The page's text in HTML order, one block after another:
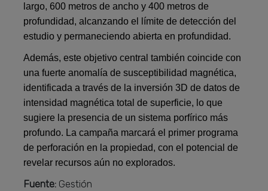
largo, 600 metros de ancho y 400 metros de
profundidad, alcanzando el límite de detección del
estudio y permaneciendo abierta en profundidad.
Además, este objetivo central también coincide con
una fuerte anomalía de susceptibilidad magnética,
identificada a través de la inversión 3D de datos de
intensidad magnética total de superficie, lo que
sugiere la presencia de un sistema porfírico más
profundo. La campaña marcará el primer programa
de perforación en la propiedad, con el potencial de
revelar recursos aún no explorados.
Fuente: Gestión